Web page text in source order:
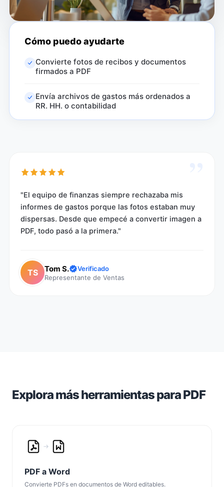
Cómo puedo ayudarte
Convierte fotos de recibos y documentos
firmados a PDF
Envía archivos de gastos más ordenados a
RR. HH. o contabilidad
"El equipo de finanzas siempre rechazaba mis
informes de gastos porque las fotos estaban muy
dispersas. Desde que empecé a convertir imagen a
PDF, todo pasó a la primera."
TS Tom S.
Verificado
Representante de Ventas
Explora más herramientas para PDF
PDF a Word
Convierte PDFs en documentos de Word editables.